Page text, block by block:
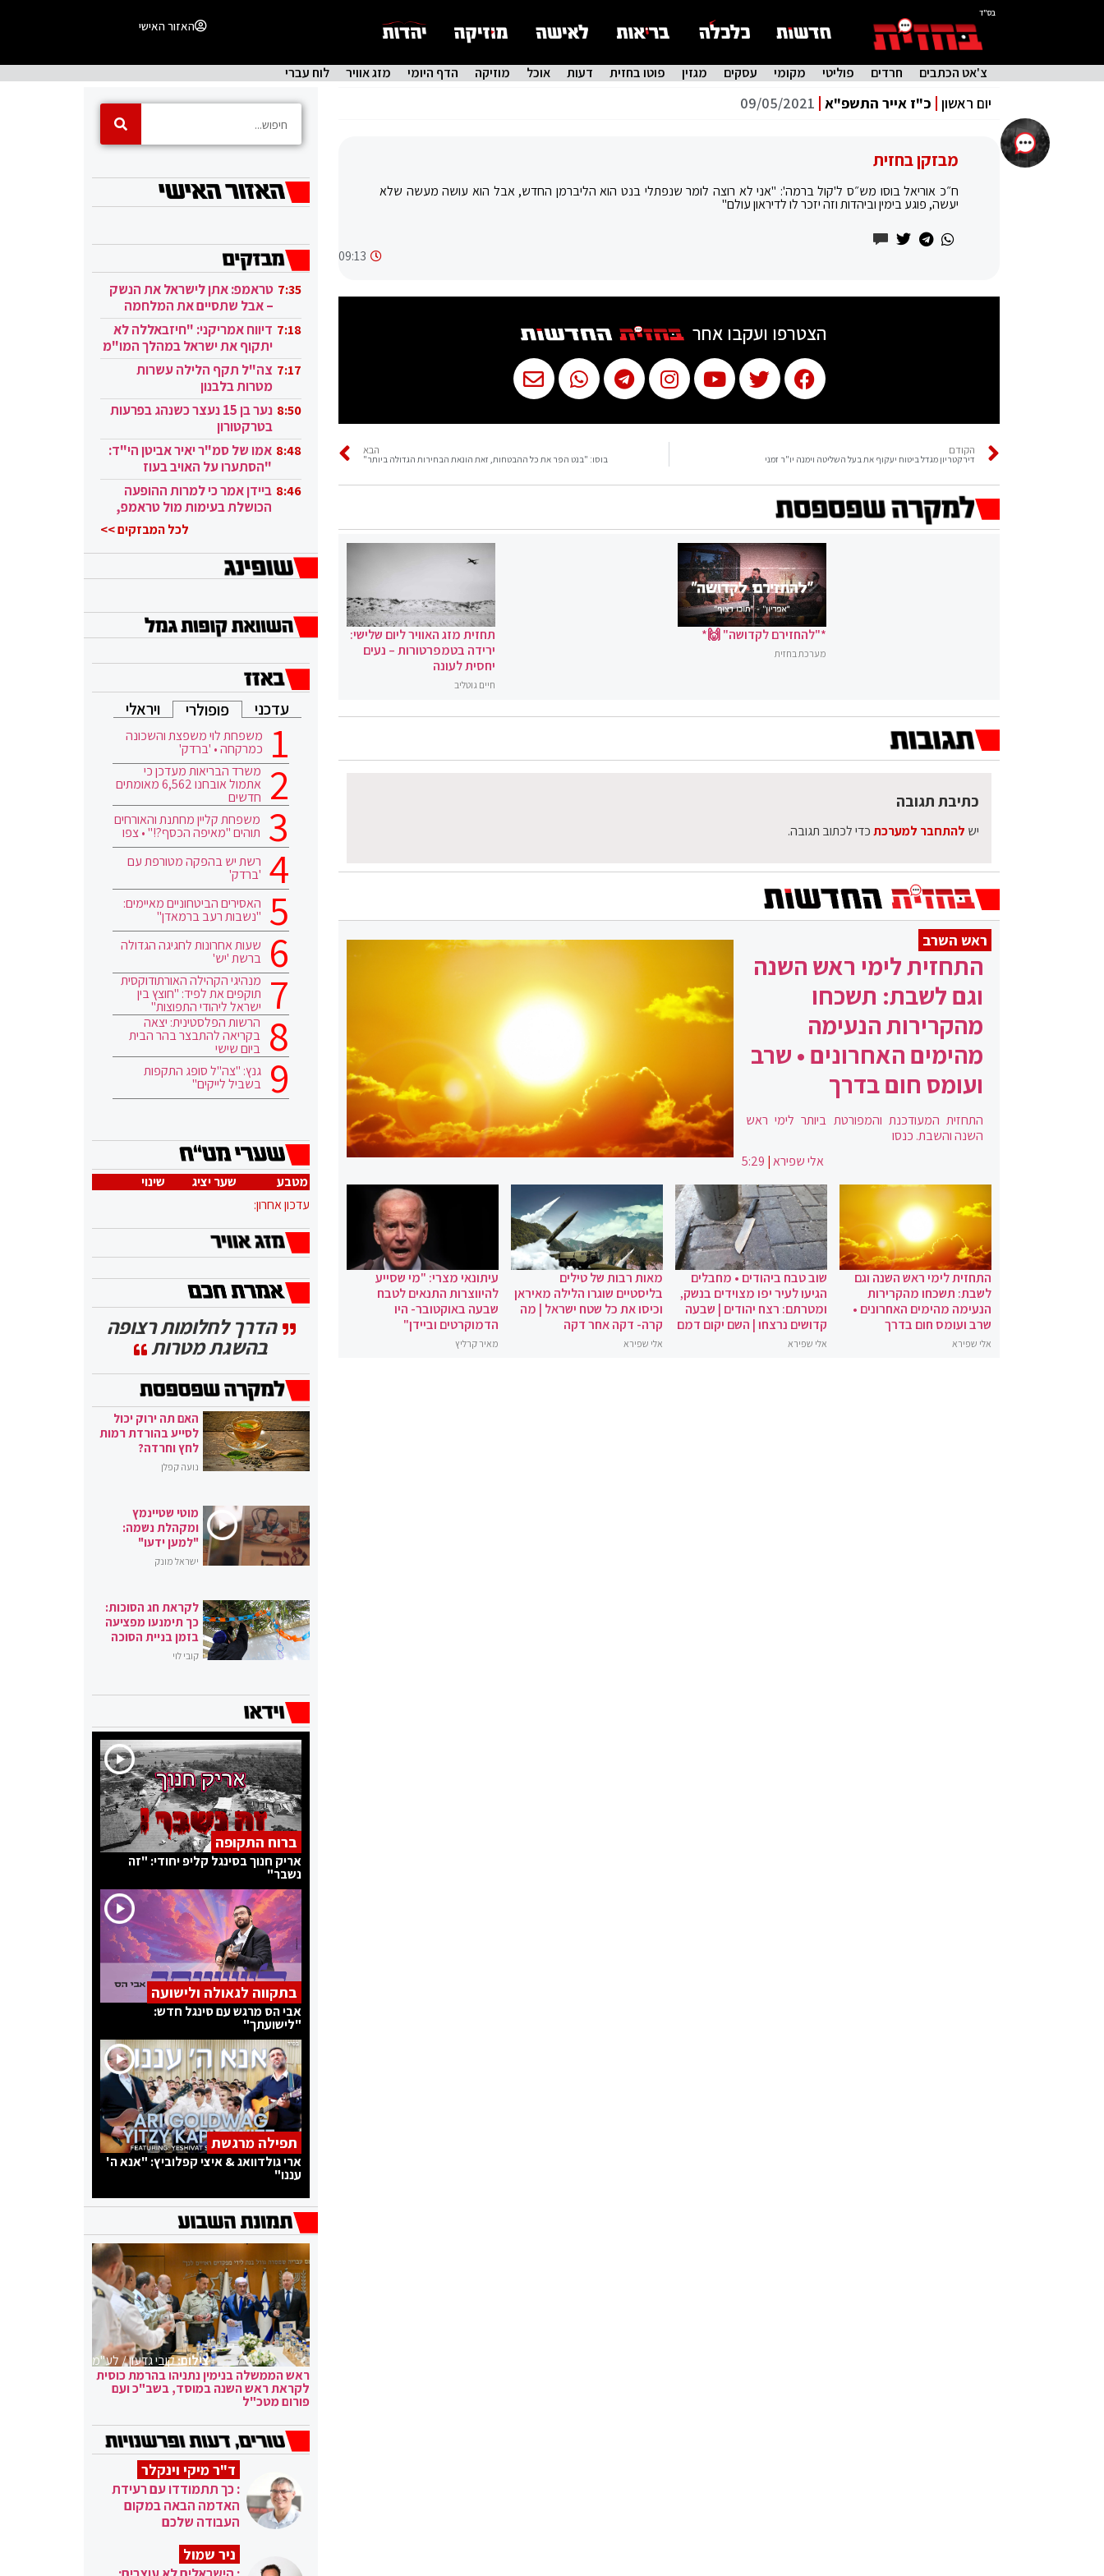
בס"ד
האזור האישי
צ'אט הכתבים חרדים פוליטי מקומי עסקים מגזין פוטו בחזית דעות אוכל מוזיקה הדף היומי מזג אוויר לוח עברי
יום ראשון כ"ז אייר התשפ"א 09/05/2021
מבזקן בחזית
ח״כ אוריאל בוסו מש״ס ל'קול ברמה': "אני לא רוצה לומר שנפתלי בנט הוא הליברמן החדש, אבל הוא עושה מעשה שלא
יעשה, פוגע בימין וביהדות וזה יזכר לו לדיראון עולם"
09:13
הצטרפו ועקבו אחר
הקודם
דירקטריון מגדל ביטוח יעקוף את בעל השליטה וימנה יו"ר זמני
הבא
בוסו: "בנט הפר את כל ההבטחות, זאת הונאת הבחירות הגדולה ביותר"
*"להחזירם לקדושה" 🙌*
מערכת בחזית
תחזית מזג האוויר ליום שלישי:
ירידה בטמפרטורות – נעים
יחסית לעונה
חיים גוטליב
כתיבת תגובה
יש להתחבר למערכתכדי לכתוב תגובה.
ראש השרב
התחזית לימי ראש השנה
וגם לשבת: תשכחו
מהקרירות הנעימה
מהימים האחרונים • שרב
ועומס חום בדרך
התחזית המעודכנת והמפורטת ביותר לימי ראש
השנה והשבת. כנסו
אלי שפירא|
5:29
התחזית לימי ראש השנה וגם
לשבת: תשכחו מהקרירות
הנעימה מהימים האחרונים •
שרב ועומס חום בדרך
אלי שפירא
שוב טבח ביהודים • מחבלים
הגיעו לעיר יפו מצוידים בנשק,
ומטרתם: רצח יהודים | שבעה
קדושים נרצחו | השם יקום דמם
אלי שפירא
מאות רבות של טילים
בליסטיים שוגרו הלילה מאיראן
וכיסו את כל שטח ישראל | מה
קרה- דקה אחר דקה
אלי שפירא
עיתונאי מצרי: "מי שסייע
להיווצרות התנאים לטבח
שבעה באוקטובר- היו
הדמוקרטים וביידן"
מאיר קרליץ
7:35 טראמפ: אתן לישראל את הנשק
– אבל שתסיים את המלחמה
בעזה 7:18 דיווח אמריקני: "חיזבאללה לא
יתקוף את ישראל במהלך המו"מ
בקטאר" 7:17 צה"ל תקף הלילה עשרות
מטרות בלבנון
8:50
נער בן 15 נעצר כשנהג בפרעות
בטרקטורון
8:48 אמו של סמ"ר יאיר אביטן הי"ד:
"הסתערו על האויב בעוז
ובגבורה" 8:46 ביידן אמר כי למרות ההופעה
הכושלת בעימות מול טראמפ,
לכל המבזקים >>
עדכני פופולרי ויראלי
משפחת לוי משפצת והשכונה
כמרקחה • 'ברדק'
משרד הבריאות מעדכן כי
אתמול אובחנו 6,562 מאומתים
חדשים
משפחת קליין מחתנת והאורחים
תוהים "מאיפה הכסף?!" • צפו
רשת יש בהפקה מטורפת עם
'ברדק'
האסירים הביטחוניים מאיימים:
"נשבות רעב ברמאדן"
שעות אחרונות לחגיגה הגדולה
ברשת 'יש'
מנהיגי הקהילה האורתודוקסית
תוקפים את לפיד: "חוצץ בין
ישראל ליהודי התפוצות"
הרשות הפלסטינית: יצאה
בקריאה להתבצר בהר הבית
ביום שישי
גנץ: "צה"ל סופג התקפות
בשביל לייקים"
מטבע שער יציג
שינוי
עדכון אחרון:
הדרך לחלומות רצופה
בהשגת מטרות
האם תה ירוק יכול
לסייע בהורדת רמות
לחץ וחרדה?
נועה קפלן
מוטי שטיינמץ
ומקהלת נשמה:
"למען ידעו"
ישראל מונק
לקראת חג הסוכות:
כך תימנעו מפציעה
בזמן בניית הסוכה
קובי לוי
ברוח התקופה
אריק חנוך בסינגל קליפ יחודי: "זה
נשבר"
בתקווה לגאולה ולישועה
אבי הס מרגש עם סינגל חדש:
"לישועתך"
תפילה מרגשת
ארי גולדוואג & איצי קפלוביץ: "אנא ה'
עננו"
צילום:קובי גדעון / לע"מ
ראש הממשלה בנימין נתניהו בהרמת כוסית
לקראת ראש השנה במוסד, בשב"כ ועם
פורום מטכ"ל
ד"ר מיקי וינקלר
: כך תתמודדו עם רעידת
האדמה הבאה במקום
העבודה שלכם
ניר שמול